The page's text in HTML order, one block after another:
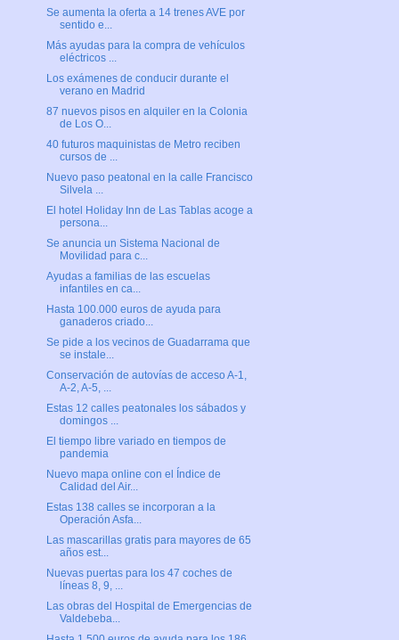
Se aumenta la oferta a 14 trenes AVE por
sentido e...
Más ayudas para la compra de vehículos
eléctricos ...
Los exámenes de conducir durante el
verano en Madrid
87 nuevos pisos en alquiler en la Colonia
de Los O...
40 futuros maquinistas de Metro reciben
cursos de ...
Nuevo paso peatonal en la calle Francisco
Silvela ...
El hotel Holiday Inn de Las Tablas acoge a
persona...
Se anuncia un Sistema Nacional de
Movilidad para c...
Ayudas a familias de las escuelas
infantiles en ca...
Hasta 100.000 euros de ayuda para
ganaderos criado...
Se pide a los vecinos de Guadarrama que
se instale...
Conservación de autovías de acceso A-1,
A-2, A-5, ...
Estas 12 calles peatonales los sábados y
domingos ...
El tiempo libre variado en tiempos de
pandemia
Nuevo mapa online con el Índice de
Calidad del Air...
Estas 138 calles se incorporan a la
Operación Asfa...
Las mascarillas gratis para mayores de 65
años est...
Nuevas puertas para los 47 coches de
líneas 8, 9, ...
Las obras del Hospital de Emergencias de
Valdebeba...